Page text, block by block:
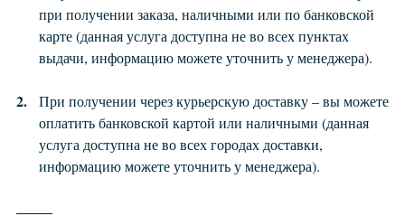
при получении заказа, наличными или по банковской
карте (данная услуга доступна не во всех пунктах
выдачи, информацию можете уточнить у менеджера).
При получении через курьерскую доставку – вы можете
оплатить банковской картой или наличными (данная
услуга доступна не во всех городах доставки,
информацию можете уточнить у менеджера).